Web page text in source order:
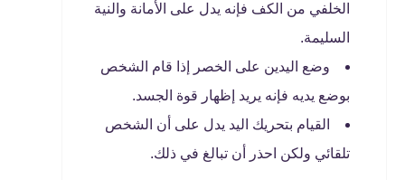
الخلفي من الكف فإنه يدل على الأمانة والنية
السليمة.
وضع اليدين على الخصر إذا قام الشخص
بوضع يديه فإنه يريد إظهار قوة الجسد.
القيام بتحريك اليد يدل على أن الشخص
تلقائي ولكن احذر أن تبالغ في ذلك.